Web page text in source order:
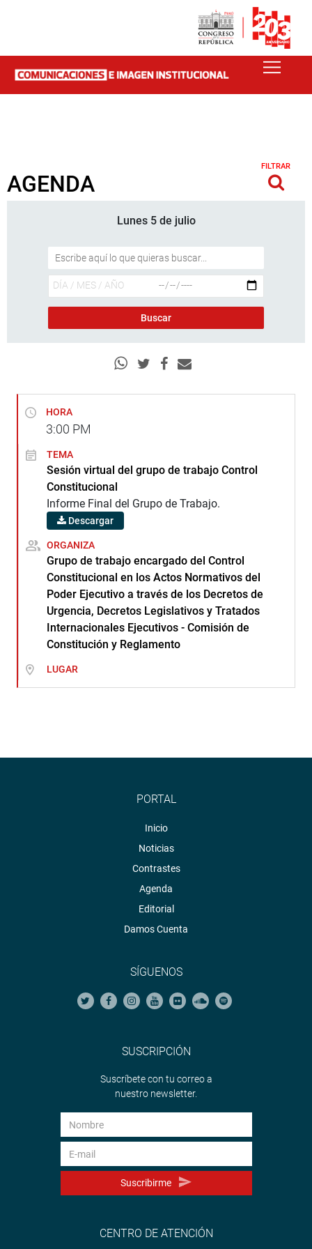
AGENDA
FILTRAR
Lunes 5 de julio
HORA
3:00 PM
TEMA
Sesión virtual del grupo de trabajo Control
Constitucional
Informe Final del Grupo de Trabajo.
Descargar
ORGANIZA
Grupo de trabajo encargado del Control
Constitucional en los Actos Normativos del
Poder Ejecutivo a través de los Decretos de
Urgencia, Decretos Legislativos y Tratados
Internacionales Ejecutivos - Comisión de
Constitución y Reglamento
LUGAR
PORTAL
Inicio
Noticias
Contrastes
Agenda
Editorial
Damos Cuenta
SÍGUENOS
SUSCRIPCIÓN
Suscríbete con tu correo a
nuestro newsletter.
Suscribirme
CENTRO DE ATENCIÓN